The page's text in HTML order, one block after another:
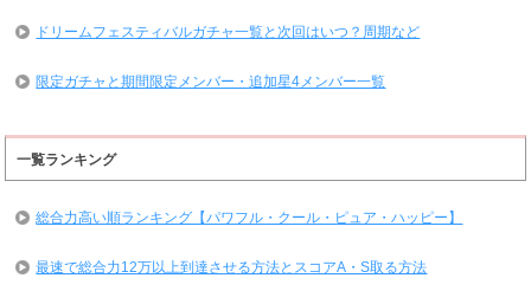
ドリームフェスティバルガチャ一覧と次回はいつ？周期など
限定ガチャと期間限定メンバー・追加星4メンバー一覧
一覧ランキング
総合力高い順ランキング【パワフル・クール・ピュア・ハッピー】
最速で総合力12万以上到達させる方法とスコアA・S取る方法